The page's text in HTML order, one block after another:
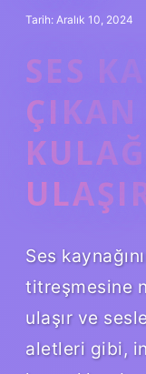
Tarih: Aralık 10, 2024
SES
ÇIKAN
Ses
titreşmesine
ulaşır ve
aletleri gibi,